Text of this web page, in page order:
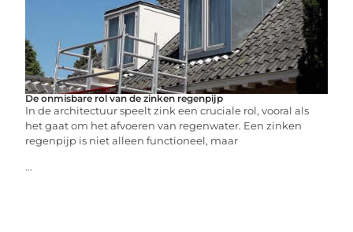
De onmisbare rol van de zinken regenpijp
In de architectuur speelt zink een cruciale rol, vooral als
het gaat om het afvoeren van regenwater. Een zinken
regenpijp is niet alleen functioneel, maar
...